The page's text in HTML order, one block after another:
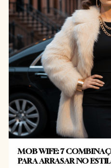
MOB WIFE: 7
PARA ARRASAR NO